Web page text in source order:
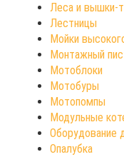
Леса и вышки-
Лестницы
Мойки
Монтажный
Мотоблоки
Мотобуры
Мотопомпы
Модульные
Оборудование
Опалубка